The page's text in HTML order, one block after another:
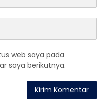
web saya pada
saya berikutnya.